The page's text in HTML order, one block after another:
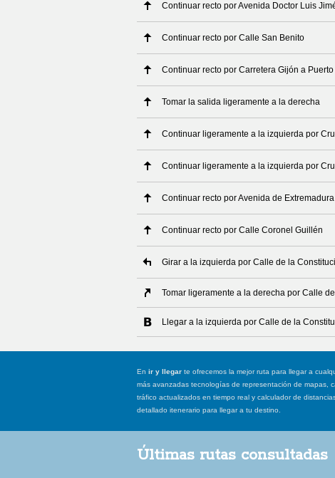
Continuar recto por Avenida Doctor Luis
Continuar recto por Calle San Benito
Continuar recto por Carretera Gijón a
Tomar la salida ligeramente a la derecha
Continuar ligeramente a la izquierda por
Continuar ligeramente a la izquierda por
Continuar recto por Avenida de Extremadura
Continuar recto por Calle Coronel Guillén
Girar a la izquierda por Calle de la
Tomar ligeramente a la derecha por Calle
Llegar a la izquierda por Calle de la
En ir y llegar te ofrecemos la mejor ruta para llegar a
más avanzadas tecnologías de representación de mapas,
tráfico actualizados en tiempo real y calculador de
detallado itenerario para llegar a tu destino.
Últimas rutas consultadas